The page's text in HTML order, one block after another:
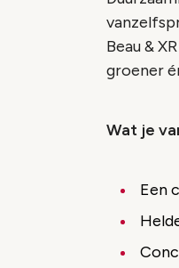
Beau &
groener
Wat je
Een